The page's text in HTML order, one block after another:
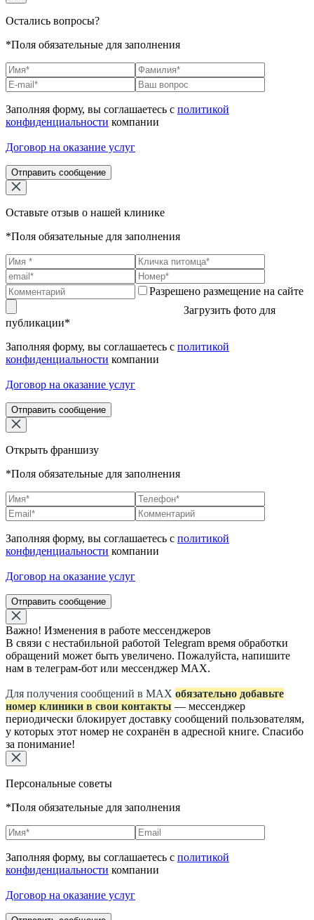
Остались вопросы?
*Поля обязательные для заполнения
Заполняя форму, вы соглашаетесь с политикой
конфиденциальности компании
Договор на оказание услуг
Отправить сообщение
Оставьте отзыв о нашей клинике
*Поля обязательные для заполнения
Разрешено размещение на сайте
Загрузить фото для
публикации*
Заполняя форму, вы соглашаетесь с политикой
конфиденциальности компании
Договор на оказание услуг
Отправить сообщение
Открыть франшизу
*Поля обязательные для заполнения
Заполняя форму, вы соглашаетесь с политикой
конфиденциальности компании
Договор на оказание услуг
Отправить сообщение
Важно! Изменения в работе мессенджеров
В связи с нестабильной работой Telegram время обработки
обращений может быть увеличено. Пожалуйста, напишите
нам в телеграм-бот или мессенджер МАХ.
Для получения сообщений в МАХ обязательно добавьте
номер клиники в свои контакты — мессенджер
периодически блокирует доставку сообщений пользователям,
у которых этот номер не сохранён в адресной книге. Спасибо
за понимание!
Персональные советы
*Поля обязательные для заполнения
Заполняя форму, вы соглашаетесь с политикой
конфиденциальности компании
Договор на оказание услуг